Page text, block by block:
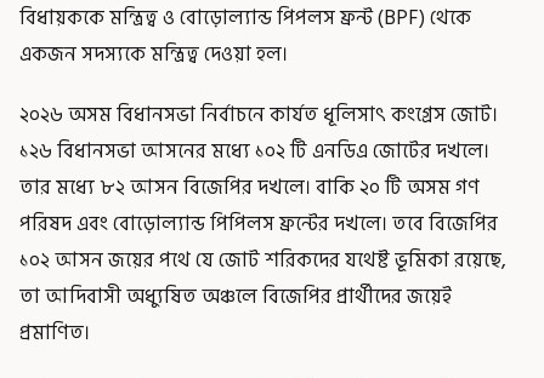
বিধায়ককে মন্ত্রিত্ব ও বোড়োল্যান্ড পিপলস ফ্রন্ট (BPF) থেকে
একজন সদস্যকে মন্ত্রিত্ব দেওয়া হল।
২০২৬ অসম বিধানসভা নির্বাচনে কার্যত ধূলিসাৎ কংগ্রেস জোট।
১২৬ বিধানসভা আসনের মধ্যে ১০২ টি এনডিএ জোটের দখলে।
তার মধ্যে ৮২ আসন বিজেপির দখলে। বাকি ২০ টি অসম গণ
পরিষদ এবং বোড়োল্যান্ড পিপিলস ফ্রন্টের দখলে। তবে বিজেপির
১০২ আসন জয়ের পথে যে জোট শরিকদের যথেষ্ট ভূমিকা রয়েছে,
তা আদিবাসী অধ্যুষিত অঞ্চলে বিজেপির প্রার্থীদের জয়েই
প্রমাণিত।